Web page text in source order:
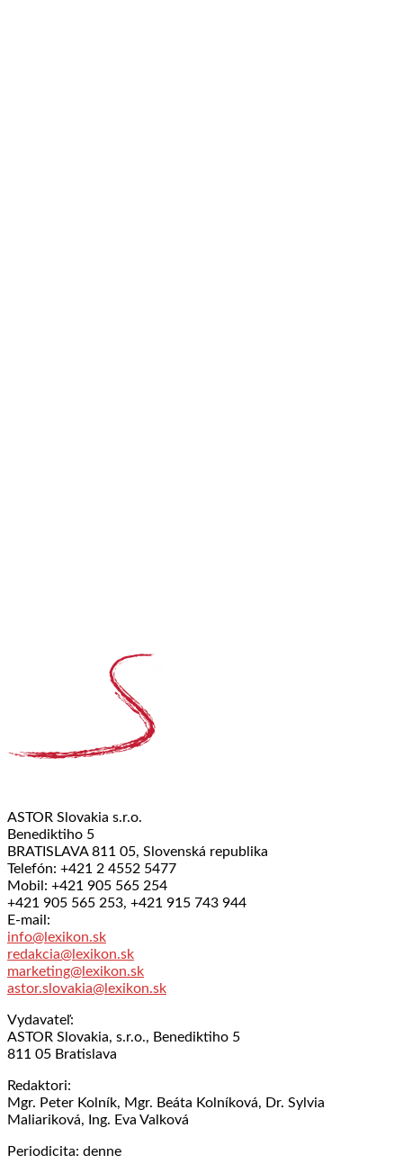
ASTOR Slovakia s.r.o.
Benediktiho 5
BRATISLAVA 811 05, Slovenská republika
Telefón: +421 2 4552 5477
Mobil: +421 905 565 254
+421 905 565 253, +421 915 743 944
E-mail:
info@lexikon.sk
redakcia@lexikon.sk
marketing@lexikon.sk
astor.slovakia@lexikon.sk
Vydavateľ:
ASTOR Slovakia, s.r.o., Benediktiho 5
811 05 Bratislava
Redaktori:
Mgr. Peter Kolník, Mgr. Beáta Kolníková, Dr. Sylvia
Maliariková, Ing. Eva Valková
Periodicita: denne